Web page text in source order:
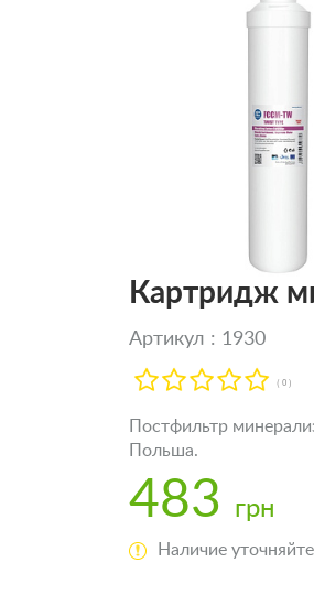
Картридж
Артикул : 1930
( 0 )
Постфильтр
Польша.
483 грн
Наличие уточняйте